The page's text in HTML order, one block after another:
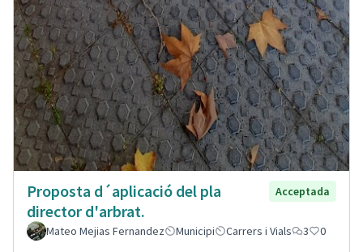
Proposta d´aplicació del pla
director d'arbrat.
Acceptada
Mateo Mejias Fernandez Municipi Carrers i Vials 3 0